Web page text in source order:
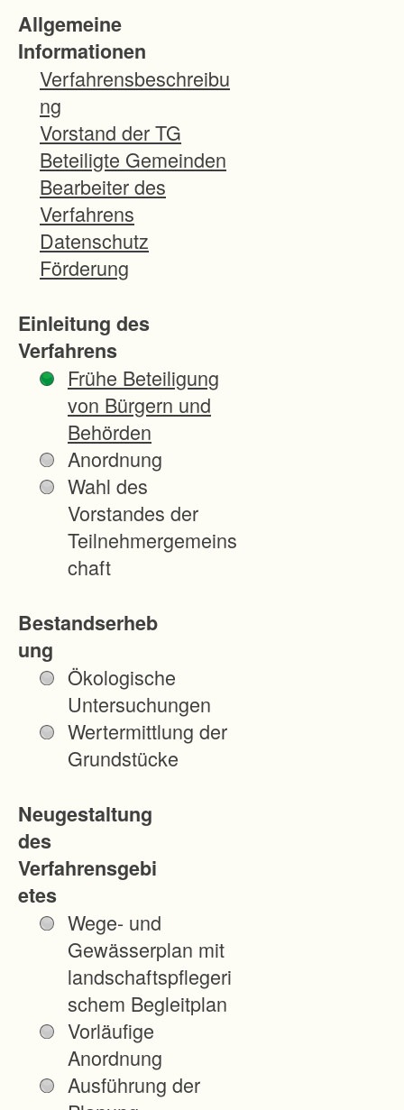
Im Rahmen eines
Bodenordnungsverfahrens werden mit
den rund tausend Eigentümern
Gespräche geführt, um eine
Neuzuteilung aller Grundstücke
durchzuführen. Die von der Realteilung
stark besitzzersplitterte Struktur von
Rheinstetten wird dadurch optimiert und
jedes Grundstück erhält einen
Anschluss an das öffentliche Wegenetz.
Die Vorbereitungen für das Verfahren
wurden getroffen. Ein Antrag der Stadt
Rheinstetten steht noch aus. Mit einer
Anordnung ist frühestens im Jahr 2026
zu rechnen.
Allgemeine
Informationen
Verfahrensbeschreibu
ng
Vorstand der TG
Beteiligte Gemeinden
Bearbeiter des
Verfahrens
Datenschutz
Förderung
Einleitung des
Verfahrens
Frühe Beteiligung
von Bürgern und
Behörden
Anordnung
Wahl des
Vorstandes der
Teilnehmergemeins
chaft
Bestandserheb
ung
Ökologische
Untersuchungen
Wertermittlung der
Grundstücke
Neugestaltung
des
Verfahrensgebi
etes
Wege- und
Gewässerplan mit
landschaftspflegeri
schem Begleitplan
Vorläufige
Anordnung
Ausführung der